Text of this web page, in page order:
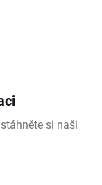
si naši